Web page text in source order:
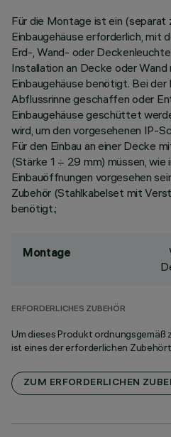
Für die Montage ist ein (separat
Einbaugehäuse erforderlich, mit
Erd-, Wand- oder
Installation an Decke oder
Einbaugehäuse benötigt. Bei
Abflussrinne geschaffen oder
Einbaugehäuse geschüttet
wird, um den vorgesehenen IP-
Für den Einbau an einer Decke
(Stärke 1 ÷ 29 mm) müssen, wie
Einbauöffnungen vorgesehen
Zubehör (Stahlkabelset mit
benötigt.;
Montage
ERFORDERLICHES ZUBEHÖR
Um dieses Produkt ordnungsgemäß
ist eines der erforderlichen
ZUM ERFORDERLICHEN